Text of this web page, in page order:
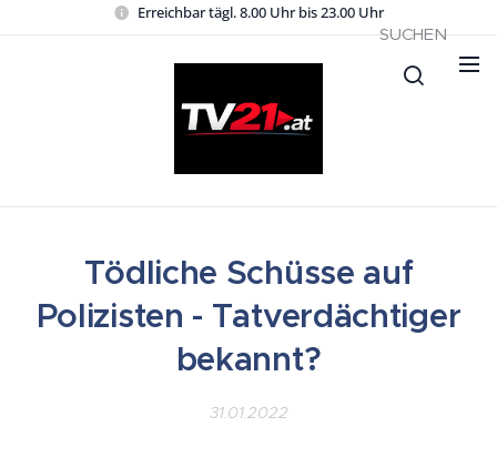
Erreichbar tägl. 8.00 Uhr bis 23.00 Uhr
SUCHEN
Tödliche Schüsse auf
Polizisten - Tatverdächtiger
bekannt?
31.01.2022